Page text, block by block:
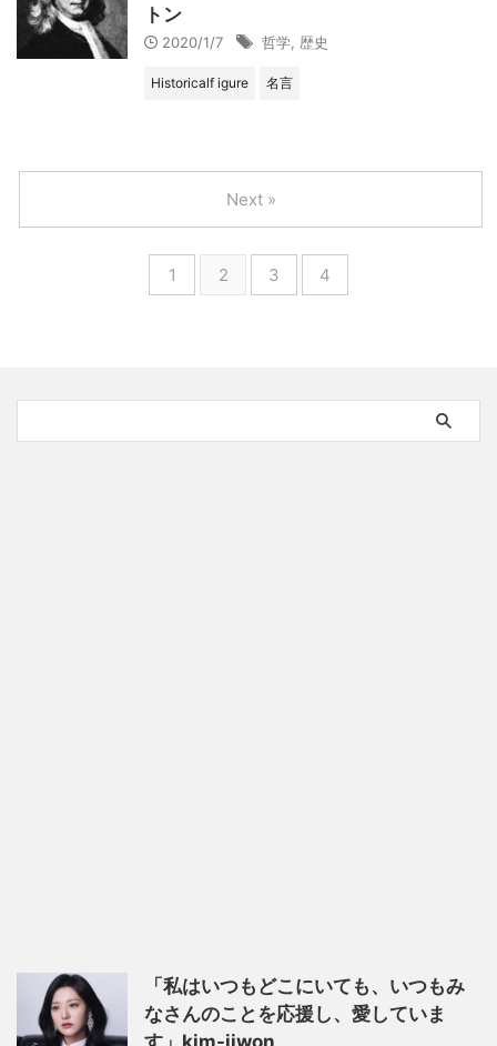
トン
2020/1/7 哲学 歴史
Historicalf igure 名言
1 2 3 4
Next »
「私はいつもどこにいても、いつもみ
なさんのことを応援し、愛していま
す」kim-jiwon